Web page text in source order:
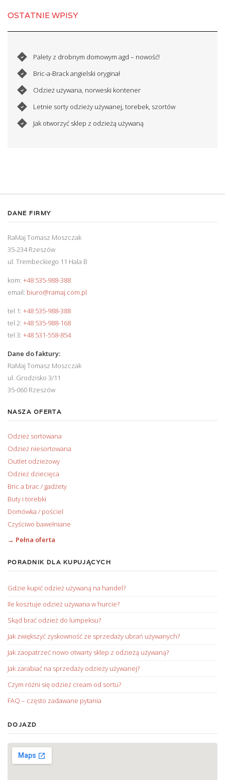
OSTATNIE WPISY
Palety z drobnym domowym agd – nowość!
Bric-a-Brack angielski oryginał
Odzież używana, norweski kontener
Letnie sorty odzieży używanej, torebek, szortów
Jak otworzyć sklep z odzieżą używaną
DANE FIRMY
RaMaj Tomasz Moszczak
35-234 Rzeszów
ul. Trembeckiego 11 Hala B
kom: +48 535-988-388
email: biuro@ramaj.com.pl
tel 1: +48 535-988-388
tel 2: +48 535-988-168
tel 3: +48 531-558-854
Dane do faktury:
RaMaj Tomasz Moszczak
ul. Grodzisko 3/11
35-060 Rzeszów
NASZA OFERTA
Odzież sortowana
Odzież niesortowana
Outlet odzieżowy
Odzież dziecięca
Bric a brac / gadżety
Buty i torebki
Domówka / pościel
Czyściwo bawełniane
→ Pełna oferta
PORADNIK DLA KUPUJĄCYCH
Gdzie kupić odzież używaną na handel?
Ile kosztuje odzież używana w hurcie?
Skąd brać odzież do lumpeksu?
Jak zwiększyć zyskowność ze sprzedaży ubrań używanych?
Jak zaopatrzeć nowo otwarty sklep z odzieżą używaną?
Jak zarabiać na sprzedaży odzieży używanej?
Czym różni się odzież cream od sortu?
FAQ – często zadawane pytania
DOJAZD